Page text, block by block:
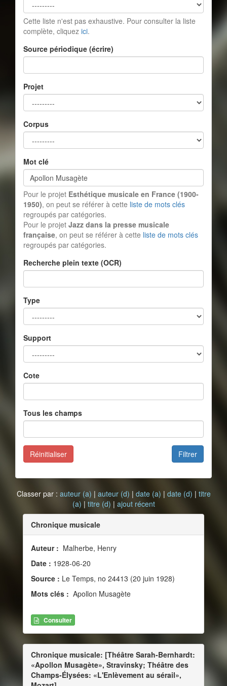
Cette liste n'est pas exhaustive. Pour consulter la liste
complète, cliquez ici.
Source périodique (écrire)
Projet
Corpus
Mot clé
Pour le projet Esthétique musicale en France (1900-
1950), on peut se référer à cette liste de mots clés
regroupés par catégories.
Pour le projet Jazz dans la presse musicale
française, on peut se référer à cette liste de mots clés
regroupés par catégories.
Recherche plein texte (OCR)
Type
Support
Cote
Tous les champs
Filtrer
Réinitialiser
Classer par : auteur (a) | auteur (d) | date (a) | date (d) | titre
(a) | titre (d) | ajout récent
Chronique musicale
Auteur : Malherbe, Henry
Date : 1928-06-20
Source : Le Temps, no 24413 (20 juin 1928)
Mots clés : Apollon Musagète
Consulter
Chronique musicale: [Théâtre Sarah-Bernhardt:
«Apollon Musagète», Stravinsky; Théâtre des
Champs-Élysées: «L'Enlèvement au sérail»,